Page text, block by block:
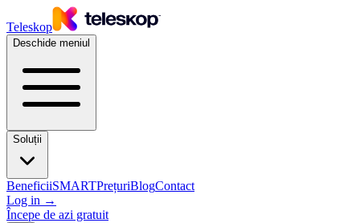
Teleskop
Deschide meniul
Soluții
BeneficiiSMARTPrețuriBlogContact
Log in →
Începe de azi gratuit